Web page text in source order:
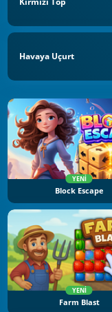
Havaya Uçurt
YENI
Block Escape
YENI
Farm Blast